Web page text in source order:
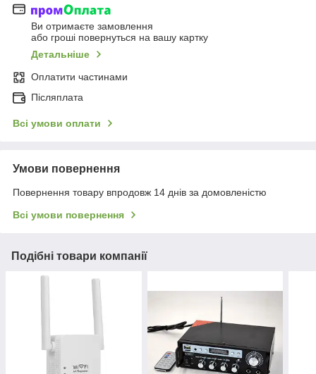
Ви отримаєте замовлення
або гроші повернуться на вашу картку
Детальніше
Оплатити частинами
Післяплата
Всі умови оплати
Умови повернення
Повернення товару впродовж 14 днів за домовленістю
Всі умови повернення
Подібні товари компанії